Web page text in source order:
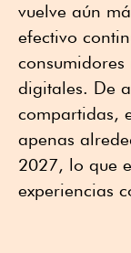
vuelve aún
efectivo
digitales. De
compartidas,
apenas
2027, lo que
experiencias